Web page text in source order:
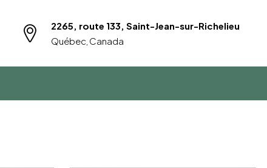
2265, route 133, Saint-Jean-sur-Richelieu
Québec, Canada